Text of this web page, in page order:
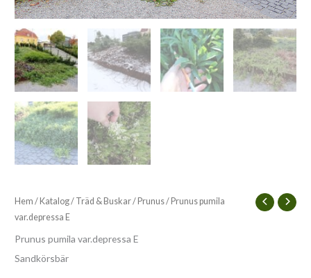
Hem / Katalog/ Träd & Buskar/ Prunus/ Prunus pumila
var.depressa E
Prunus pumila var.depressa E
Sandkörsbär